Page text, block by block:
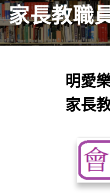
家長教職
明愛
家長